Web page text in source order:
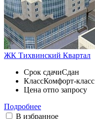
ЖК Тихвинский Квартал
Срок сдачиСдан
КлассКомфорт-класс
Цена отпо запросу
Подробнее
В избранное